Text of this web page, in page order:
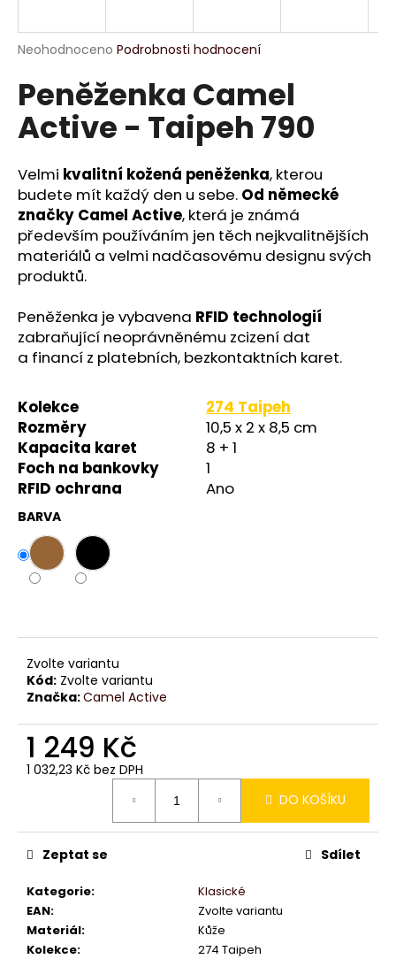
Průměrné
produktu
je
0,0
z
hvězdiček.
Neohodnoceno Podrobnosti hodnocení
Peněženka Camel
Active - Taipeh 790
Velmi kvalitní kožená peněženka, kterou
budete mít každý den u sebe. Od německé
značky Camel Active, která je známá
především používáním jen těch nejkvalitnějších
materiálů a velmi nadčasovému designu svých
produktů.
Peněženka je vybavena RFID technologií
zabraňující neoprávněnému zcizení dat
a financí z platebních, bezkontaktních karet.
Kolekce
274 Taipeh
Rozměry
10,5 x 2 x 8,5 cm
Kapacita karet
8 + 1
Foch na bankovky
1
RFID ochrana
Ano
BARVA
Zvolte variantu
Kód: Zvolte variantu
Značka:Camel Active
1 249 Kč
1 032,23 Kč bez DPH
DO KOŠÍKU
Kategorie:
Klasické
EAN:
Zvolte variantu
Materiál:
Kůže
Kolekce:
274 Taipeh
Zeptat se Sdílet
j
t
?
HLEDAT
D
p
o
r
č
u
j
e
m
e